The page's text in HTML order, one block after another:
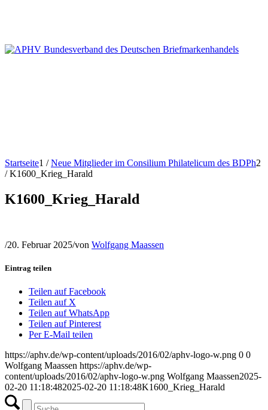
Startseite1 / Neue Mitglieder im Consilium Philatelicum des BDPh2
/ K1600_Krieg_Harald
K1600_Krieg_Harald
/20. Februar 2025/von Wolfgang Maassen
Eintrag teilen
Teilen auf Facebook
Teilen auf X
Teilen auf WhatsApp
Teilen auf Pinterest
Per E-Mail teilen
https://aphv.de/wp-content/uploads/2016/02/aphv-logo-w.png 0 0
Wolfgang Maassen https://aphv.de/wp-
content/uploads/2016/02/aphv-logo-w.png Wolfgang Maassen2025-
02-20 11:18:482025-02-20 11:18:48K1600_Krieg_Harald